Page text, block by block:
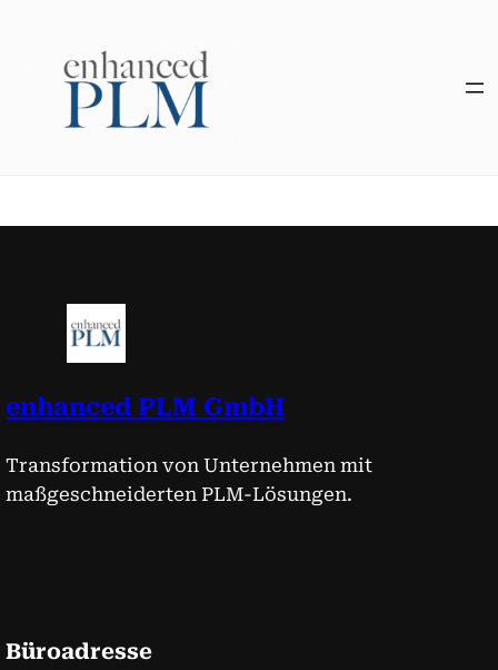
springen
enhanced PLM GmbH
Transformation von Unternehmen mit
maßgeschneiderten PLM-Lösungen.
Büroadresse